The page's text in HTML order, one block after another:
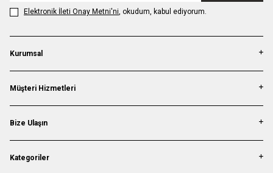
Elektronik İleti Onay Metni'ni, okudum, kabul ediyorum.
Kurumsal
Müşteri Hizmetleri
Bize Ulaşın
Kategoriler